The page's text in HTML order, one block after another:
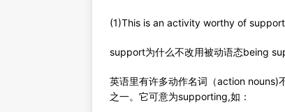
(1)This is an activity worthy of
support为什么不改用被动语态being
英语里有许多动作名词（action nouns)
之一。它可意为supporting,如：